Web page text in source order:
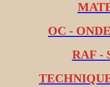
OC -
RAF -